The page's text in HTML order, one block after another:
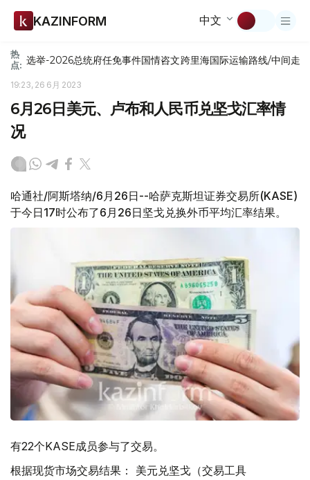
KAZINFORM 中文
热
点: 选举-2026总统府任免事件国情咨文跨里海国际运输路线/中间走廊
19:23, 26 6月 2023
6月26日美元、卢布和人民币兑坚戈汇率情
况
哈通社/阿斯塔纳/6月26日--哈萨克斯坦证券交易所(KASE)
于今日17时公布了6月26日坚戈兑换外币平均汇率结果。
有22个KASE成员参与了交易。
根据现货市场交易结果： 美元兑坚戈（交易工具